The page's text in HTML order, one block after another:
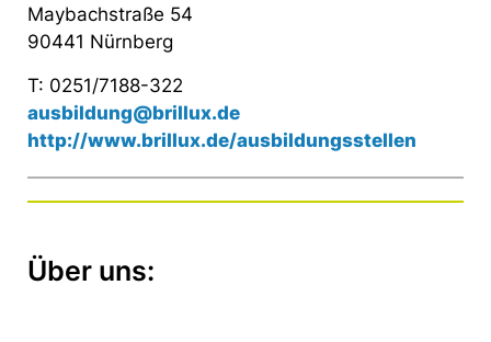
Maybachstraße 54
90441 Nürnberg
T: 0251/7188-322
ausbildung@brillux.de
http://www.brillux.de/ausbildungsstellen
Über uns: